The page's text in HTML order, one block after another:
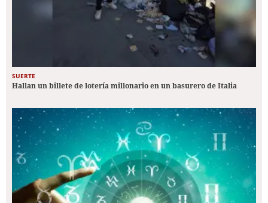
SUERTE
Hallan un billete de lotería millonario en un basurero de Italia